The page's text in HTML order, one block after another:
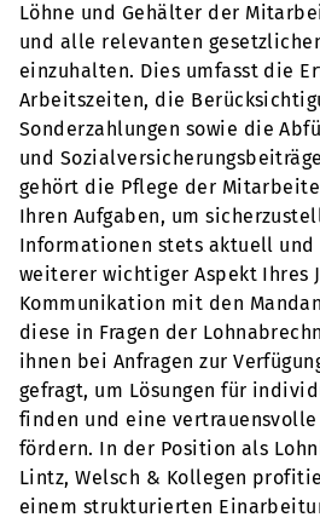
Löhne und Gehälter der
und alle relevanten
einzuhalten. Dies umfasst die
Arbeitszeiten, die
Sonderzahlungen sowie die
und
gehört die Pflege der
Ihren Aufgaben, um
Informationen stets aktuell und
weiterer wichtiger Aspekt Ihres
Kommunikation mit den
diese in Fragen der
ihnen bei Anfragen zur
gefragt, um Lösungen für
finden und eine
fördern. In der Position als
Lintz, Welsch & Kollegen
einem strukturierten